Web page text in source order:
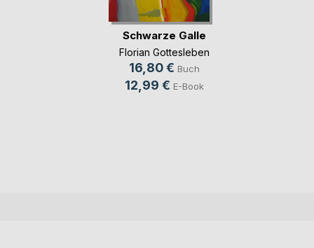
Schwarze Galle
Florian Gottesleben
16,80 € Buch
12,99 € E-Book